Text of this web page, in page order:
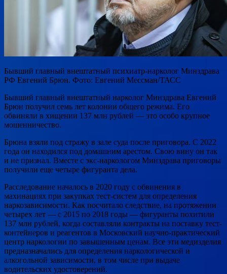
Бывший главный внештатный психиатр-нарколог Минздрава
РФ Евгений Брюн. Фото: Евгений Мессман/ТАСС
Бывший главный внештатный нарколог Минздрава Евгений
Брюн получил семь лет колонии общего режима. Его
обвиняли в хищении 137 млн рублей — это особо крупное
мошенничество.
Брюна взяли под стражу в зале суда после приговора. С 2022
года он находился под домашним арестом. Свою вину он так
и не признал. Вместе с экс-наркологом Минздрава приговоры
получили еще четыре фигуранта дела.
Расследование началось в 2020 году с обвинения в
махинациях при закупках тест-систем для определения
наркозависимости. Как посчитало следствие, на протяжении
четырех лет — с 2015 по 2018 годы — фигуранты похитили
137 млн рублей, когда составляли контракты на поставку тест-
контейнеров и реагентов в Московский научно-практический
центр наркологии по завышенным ценам. Все эти медизделия
предназначались для определения наркологической и
алкогольной зависимости, в том числе при выдаче
водительских удостоверений.